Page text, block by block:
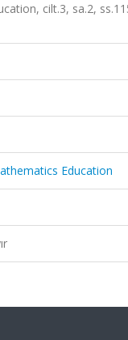
cilt.3, sa.2,
Education